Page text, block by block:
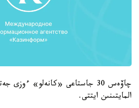
چاۆەس 30 جاستاعى «كانەلو»
المايتىنىن ايتتى.